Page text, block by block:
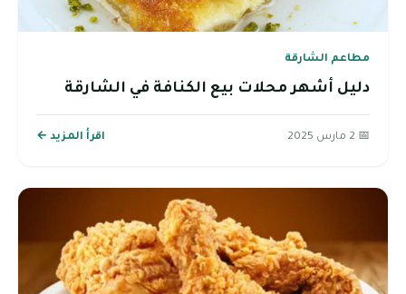
مطاعم الشارقة
دليل أشهر محلات بيع الكنافة في الشارقة
📅 2 مارس 2025 اقرأ المزيد ←